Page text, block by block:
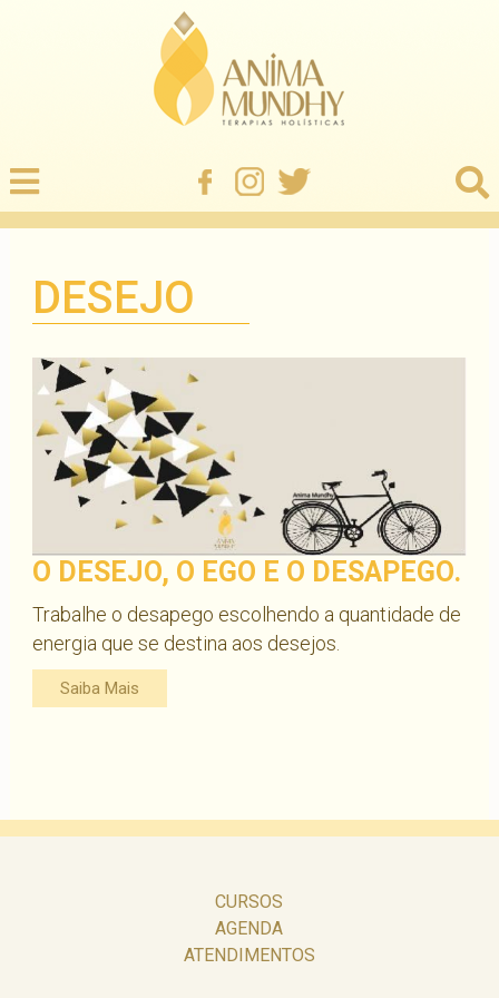
DESEJO
O DESEJO, O EGO E O DESAPEGO.
Trabalhe o desapego escolhendo a quantidade de
energia que se destina aos desejos.
Saiba Mais
CURSOS
AGENDA
ATENDIMENTOS